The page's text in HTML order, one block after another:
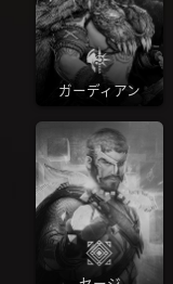
ガーディアン